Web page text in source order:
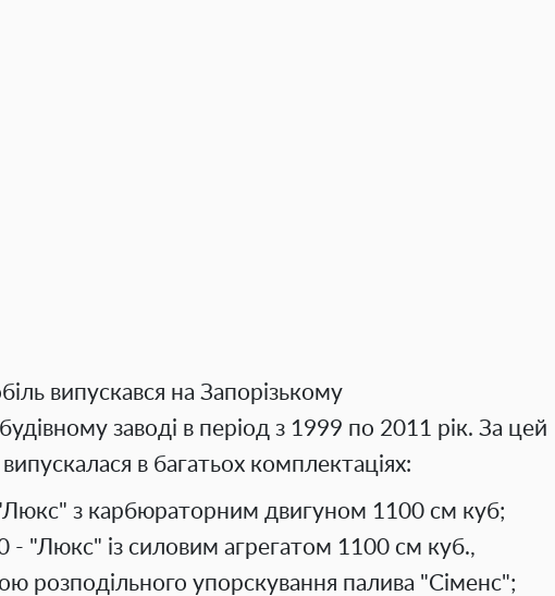
випускався на Запорізькому
заводі в період з 1999 по 2011 рік. За цей
в багатьох комплектаціях:
з карбюраторним двигуном 1100 см куб;
- "Люкс" із силовим агрегатом 1100 см куб.,
розподільного упорскування палива "Сіменс";